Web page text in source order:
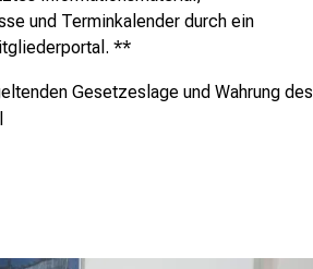
und Terminkalender durch ein
**
Gesetzeslage und Wahrung des